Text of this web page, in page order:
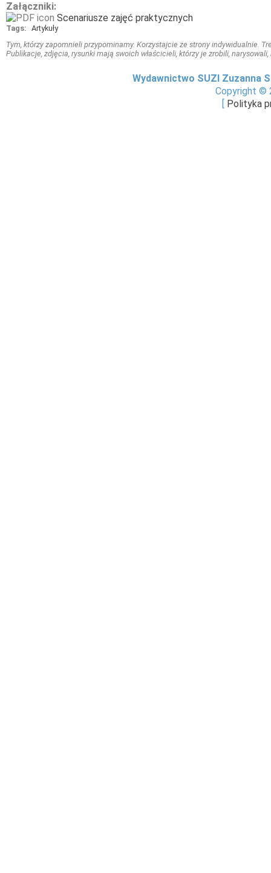
Załączniki:
Scenariusze zajęć praktycznych
Tags: Artykuły
Tym, którzy zapomnieli przypominamy. Korzystajcie ze strony indywidualnie.
Publikacje, zdjęcia, rysunki mają swoich właścicieli, którzy je zrobili,
Wydawnictwo SUZI Zuzanna
Copyright ©
[ Polityka